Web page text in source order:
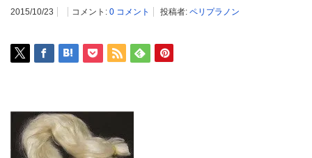
2015/10/23 コメント: 0 コメント 投稿者: ペリプラノン